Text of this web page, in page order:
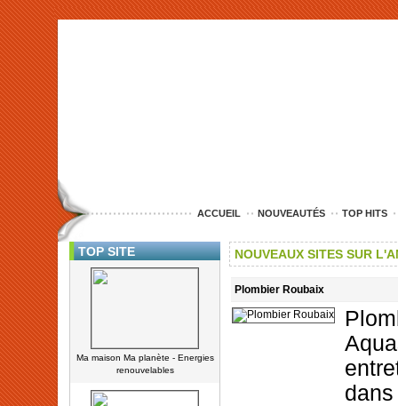
<img src="http://www.nord-entreprise.com/images/anim.jpg"
ACCUEIL NOUVEAUTÉS TOP HITS
TOP SITE
Ma maison Ma planète - Energies
renouvelables
NOUVEAUX SITES SUR
Plombier Roubaix